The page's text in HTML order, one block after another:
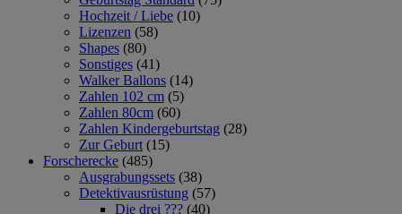
Hochzeit / Liebe (10)
Lizenzen (58)
Shapes (80)
Sonstiges (41)
Walker Ballons (14)
Zahlen 102 cm (5)
Zahlen 80cm (60)
Zahlen Kindergeburtstag (28)
Zur Geburt (15)
Forscherecke (485)
Ausgrabungssets (38)
Detektivausrüstung (57)
Die drei ??? (40)